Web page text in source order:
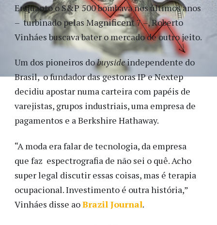
Enquanto o S&P 500 bombava nos últimos anos
– turbinado pelas Magnificent 7 –, Roberto
Vinháes buscava bater o mercado de outro jeito.
Um dos pioneiros dobuysideindependente do
Brasil, o fundador das gestoras IP e Nextep
decidiu apostar numa carteira com papéis de
varejistas, grupos industriais, uma empresa de
pagamentos e a Berkshire Hathaway.
“A moda era falar de tecnologia, da empresa
que faz espectrografia de não sei o quê. Acho
super legal discutir essas coisas, mas é terapia
ocupacional. Investimento é outra história,”
Vinháes disse aoBrazil Journal.